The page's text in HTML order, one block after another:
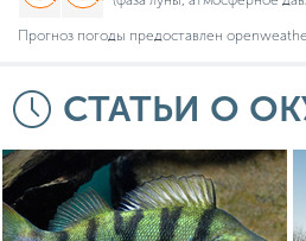
Прогноз погоды предоставлен
СТАТЬИ О